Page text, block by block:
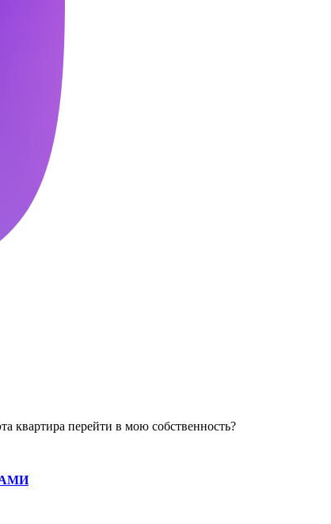
квартира перейти в мою собственность?